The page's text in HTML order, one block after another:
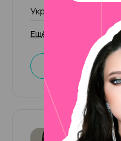
Укрепление Build Luxio
Ещё 32 услуги
Записаться
Ольга